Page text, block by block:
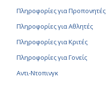
Πληροφορίες για Προπονητές
Πληροφορίες για Αθλητές
Πληροφορίες για Κριτές
Πληροφορίες για Γονείς
Αντι-Ντοπινγκ